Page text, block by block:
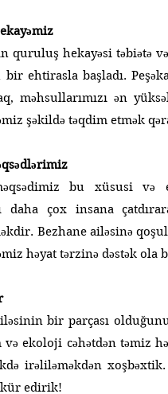
quruluş hekayəsi təbiətə
bir ehtirasla başladı.
məhsullarımızı ən
şəkildə təqdim etmək
bu xüsusi və
daha çox insana
Bezhane ailəsinə
həyat tərzinə dəstək ola
bir parçası
və ekoloji cəhətdən təmiz
irəliləməkdən
edirik!